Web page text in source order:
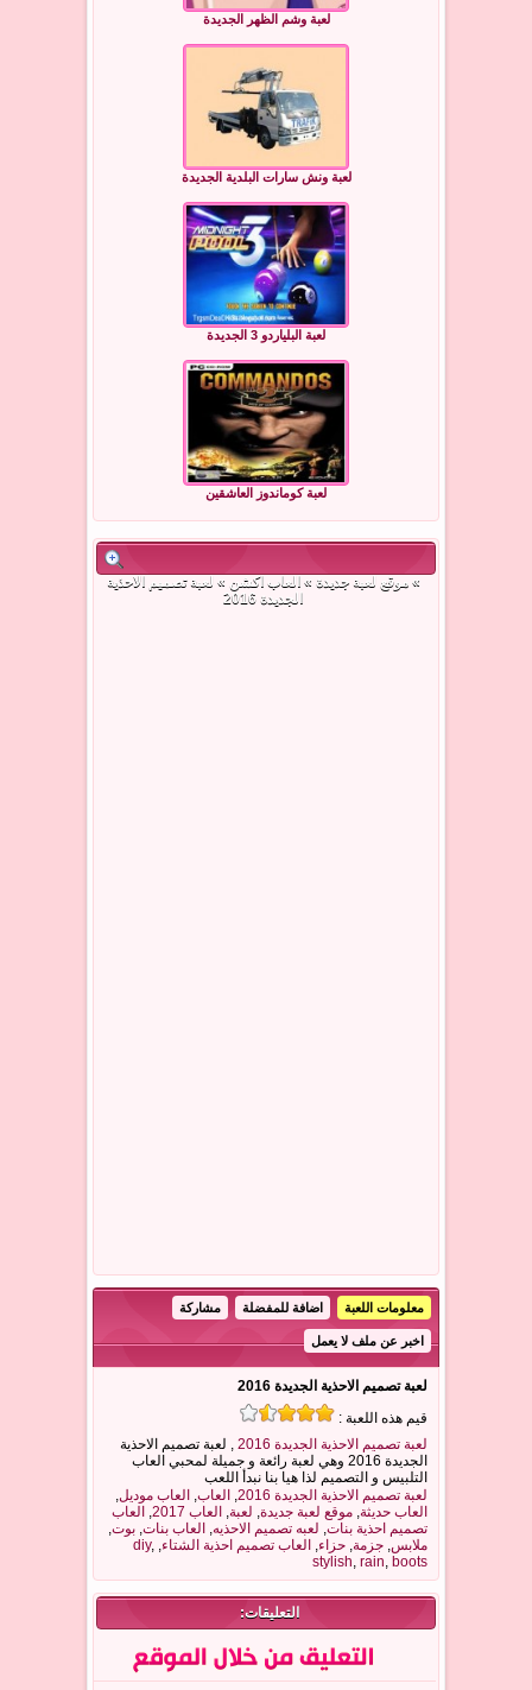
لعبة وشم الظهر الجديدة
لعبة ونش سارات البلدية الجديدة
لعبة البلياردو 3 الجديدة
لعبة كوماندوز العاشقين
»موقع لعبة جديدة » العاب اكشن » لعبة تصميم الاحذية
الجديدة 2016
معلومات اللعبة اضافة للمفضلة مشاركة
اخبر عن ملف لا يعمل
لعبة تصميم الاحذية الجديدة 2016
قيم هذه اللعبة :
لعبة تصميم الاحذية الجديدة 2016
, لعبة تصميم الاحذية
الجديدة 2016 وهي لعبة رائعة و جميلة لمحبي العاب
التلبيس و التصميم لذا هيا بنا نبدأ اللعب
لعبة تصميم الاحذية الجديدة 2016
, العاب, العاب موديل,
العاب حديثة, موقع لعبة جديدة, لعبة, العاب 2017 , العاب
تصميم احذية بنات, لعبه تصميم الاحذيه, العاب بنات, بوت,
ملابس, جزمة, حزاء, العاب تصميم احذية الشتاء,
diy,
stylish, rain, boots
التعليقات: